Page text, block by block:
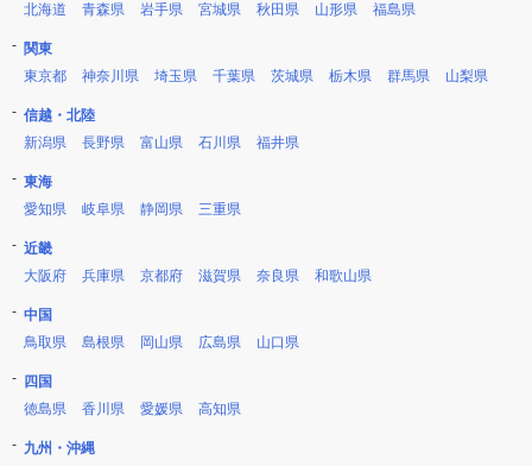
北海道
青森県 岩手県 宮城県 秋田県 山形県 福島県
関東
東京都
神奈川県 埼玉県 千葉県 茨城県 栃木県 群馬県 山梨県
信越・北陸
新潟県
長野県 富山県 石川県 福井県
東海
愛知県
岐阜県 静岡県 三重県
近畿
大阪府
兵庫県 京都府 滋賀県 奈良県 和歌山県
中国
鳥取県
島根県 岡山県 広島県 山口県
四国
徳島県
香川県 愛媛県 高知県
九州・沖縄